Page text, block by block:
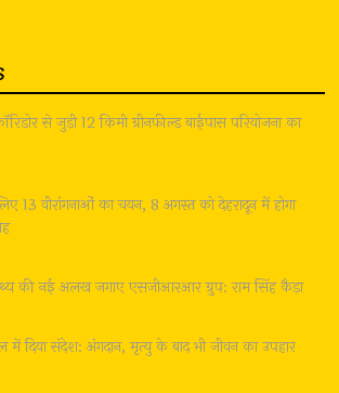
से जुड़ी 12 किमी ग्रीनफील्ड बाईपास परियोजना का
13 वीरांगनाओं का चयन, 8 अगस्त को देहरादून में होगा
की नई अलख जगाए एसजीआरआर ग्रुप: राम सिंह कैड़ा
में दिया संदेश: अंगदान, मृत्यु के बाद भी जीवन का उपहार